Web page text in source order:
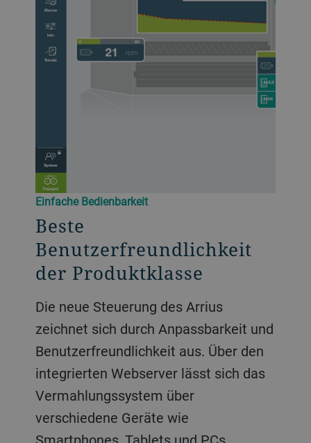
Einfache Bedienbarkeit
Beste
Benutzerfreundlichkeit
der Produktklasse
Die neue Steuerung des Arrius
zeichnet sich durch Anpassbarkeit und
Benutzerfreundlichkeit aus. Über den
integrierten Webserver lässt sich das
Vermahlungssystem über
verschiedene Geräte wie